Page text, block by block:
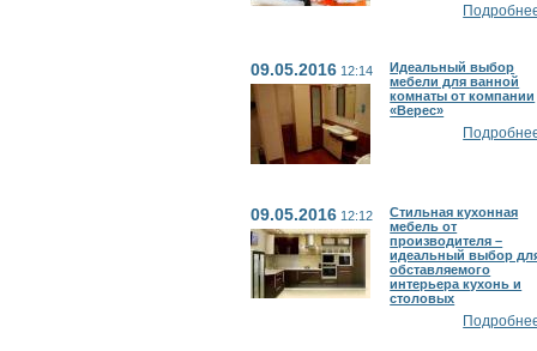
09.05.2016 12:14
Идеальный выбор
мебели для ванной
комнаты от компании
«Верес»
09.05.2016 12:12
Стильная кухонная
мебель от
производителя –
идеальный выбор
обставляемого
интерьера кухонь и
столовых